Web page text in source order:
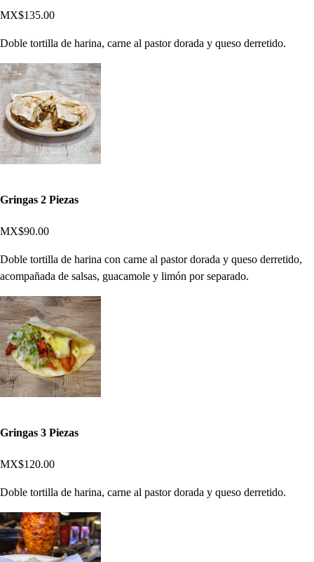
MX$135.00
Doble tortilla de harina, carne al pastor dorada y queso derretido.
Gringas 2 Piezas
MX$90.00
Doble tortilla de harina con carne al pastor dorada y queso derretido,
acompañada de salsas, guacamole y limón por separado.
Gringas 3 Piezas
MX$120.00
Doble tortilla de harina, carne al pastor dorada y queso derretido.